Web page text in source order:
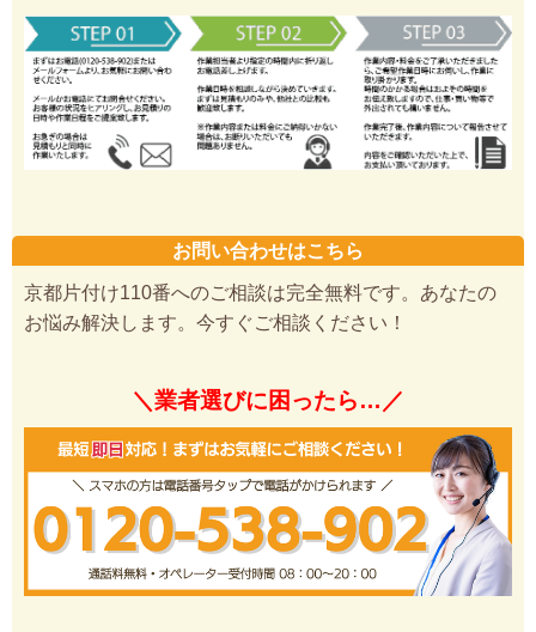
お問い合わせはこちら
京都片付け110番へのご相談は完全無料です。あなたの
お悩み解決します。今すぐご相談ください！
＼業者選びに困ったら…／